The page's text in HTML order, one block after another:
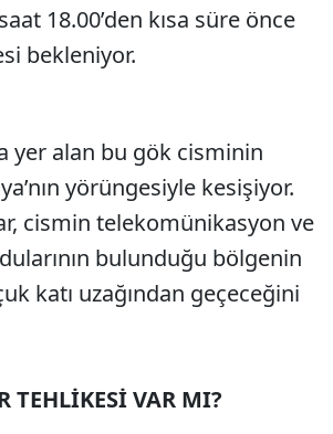
18.00’den kısa süre önce
bekleniyor.
yer alan bu gök cisminin
yörüngesiyle kesişiyor.
cismin telekomünikasyon ve
bulunduğu bölgenin
katı uzağından geçeceğini
TEHLİKESİ VAR MI?